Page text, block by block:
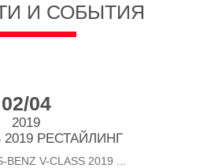
И СОБЫТИЯ
02/04
2019
2019 РЕСТАЙЛИНГ
BENZ V-CLASS 2019 ...